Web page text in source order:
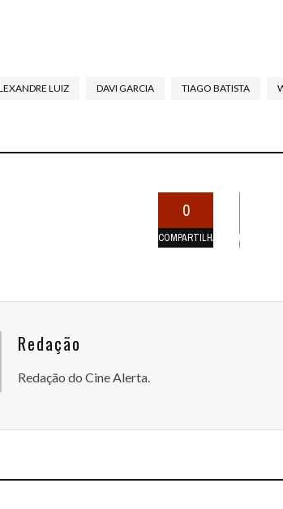
LUIZ DAVI GARCIA TIAGO BATISTA
0
COMPARTILHAMENTOS
Redação
Redação do Cine Alerta.